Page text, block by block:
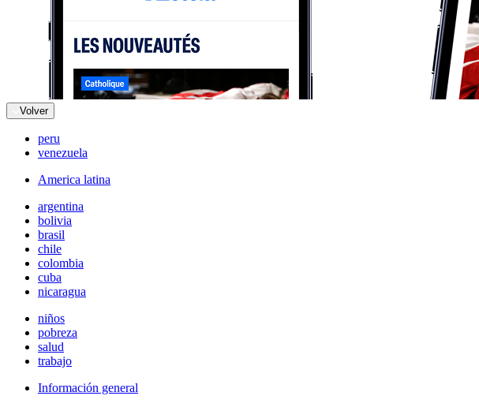
Volver
peru
venezuela
America latina
argentina
bolivia
brasil
chile
colombia
cuba
nicaragua
niños
pobreza
salud
trabajo
Información general